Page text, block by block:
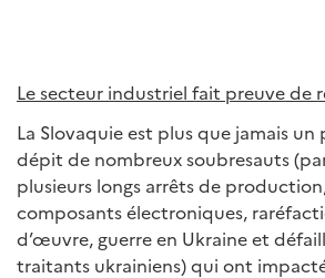
Le secteur industriel fait preuve de
La Slovaquie est plus que jamais un
dépit de nombreux soubresauts
plusieurs longs arrêts de
composants électroniques,
d’œuvre, guerre en Ukraine et
traitants ukrainiens) qui ont